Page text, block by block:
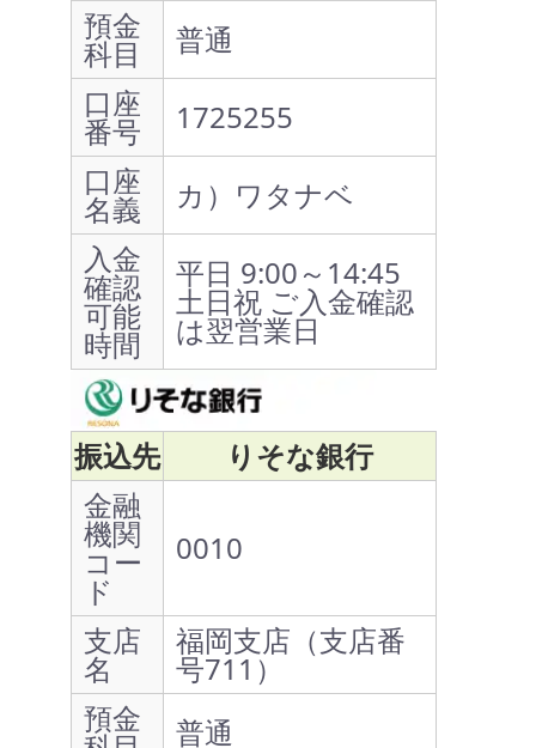
預金
科目
普通
口座
番号
1725255
口座
名義
カ）ワタナベ
入金
確認
可能
時間
平日 9:00～14:45
土日祝 ご入金確認
は翌営業日
振込先
りそな銀行
金融
機関
コー
ド
0010
支店
名
福岡支店（支店番
号711）
預金
普通